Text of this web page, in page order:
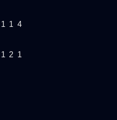
1 1 4
1 2 1